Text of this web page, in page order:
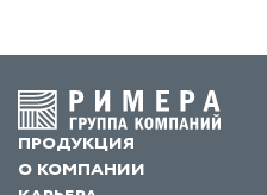
продукция
о компании